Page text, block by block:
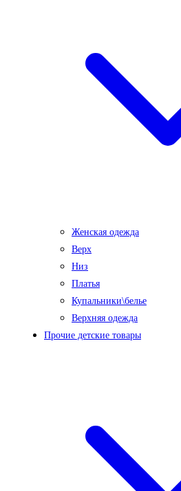
Женская одежда
Верх
Низ
Платья
Купальники\белье
Верхняя одежда
Прочие детские товары